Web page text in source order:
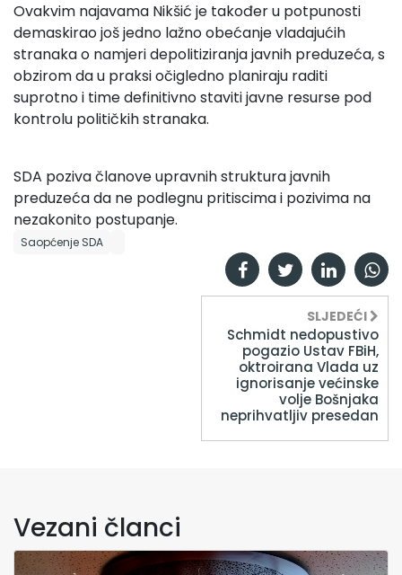
Ovakvim najavama Nikšić je također u potpunosti
demaskirao još jedno lažno obećanje vladajućih
stranaka o namjeri depolitiziranja javnih preduzeća, s
obzirom da u praksi očigledno planiraju raditi
suprotno i time definitivno staviti javne resurse pod
kontrolu političkih stranaka.
SDA poziva članove upravnih struktura javnih
preduzeća da ne podlegnu pritiscima i pozivima na
nezakonito postupanje.
Saopćenje SDA
SLJEDEĆI
Schmidt nedopustivo
pogazio Ustav FBiH,
oktroirana Vlada uz
ignorisanje većinske
volje Bošnjaka
neprihvatljiv presedan
Vezani članci